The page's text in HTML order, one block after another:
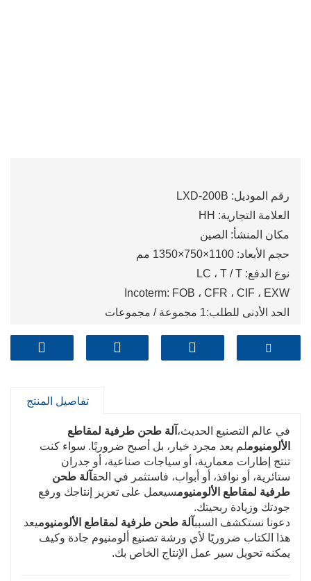
رقم الموديل: LXD-200B
العلامة التجارية: HH
مكان المنشأ: الصين
حجم الأبعاد: 1100×750×1350 مم
نوع الدفع: LC ، T / T
Incoterm: FOB ، CFR ، CIF ، EXW
الحد الأدنى للطلب:1 مجموعة / مجموعات
تفاصيل المنتج
في عالم التصنيع الحديث، آلة طحن طرفية لمقاطع
الألومنيوملم يعد مجرد خيار، بل أصبح ضروريًا. سواء كنت
تنتج إطارات معمارية، أو سياجات صناعية، أو جدران
ستائرية، أو نوافذ، أو أبواب، فاستثمر في الحقآلة طحن
طرفية لمقاطع الألومنيومسيعمل على تعزيز إنتاجك ورفع
جودتك وزيادة ربحيتك.
دعونا نستكشف السببآلة طحن طرفية لمقاطع الألومنيوميعد
هذا الكتاب ضروريًا لأي ورشة تصنيع ألومنيوم جادة وكيف
يمكنه تحويل سير عمل الإنتاج الخاص بك.